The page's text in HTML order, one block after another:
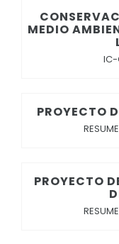
MEDIO
IC-
PROYECTO
PROYECTO